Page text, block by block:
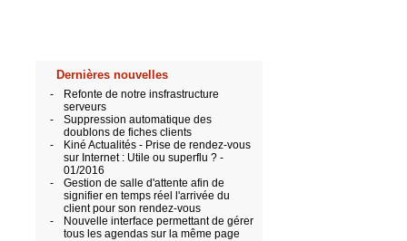
Dernières nouvelles
-
Refonte de notre insfrastructure
serveurs
-
Suppression automatique des
doublons de fiches clients
-
Kiné Actualités - Prise de rendez-vous
sur Internet : Utile ou superflu ? -
01/2016
-
Gestion de salle d'attente afin de
signifier en temps réel l'arrivée du
client pour son rendez-vous
-
Nouvelle interface permettant de gérer
tous les agendas sur la même page